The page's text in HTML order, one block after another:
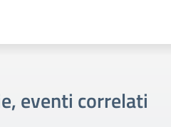
eventi correlati